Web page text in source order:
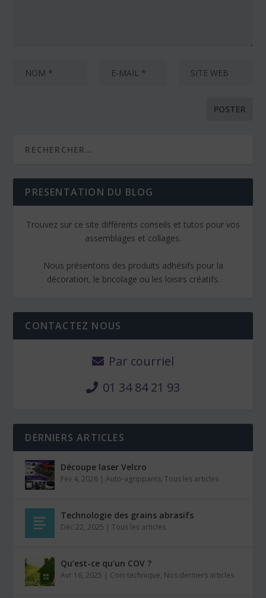
PRESENTATION DU BLOG
Trouvez sur ce site différents conseils et tutos pour vos
assemblages et collages.
Nous présentons des produits adhésifs pour la
décoration, le bricolage ou les loisirs créatifs.
CONTACTEZ NOUS
Par courriel
01 34 84 21 93
DERNIERS ARTICLES
Découpe laser Velcro
Fév 4, 2026 |Auto-agrippants,Tous les articles
Technologie des grains abrasifs
Déc 22, 2025 |Tous les articles
Qu’est-ce qu’un COV ?
Avr 16, 2025 | Coin technique, Nos derniers articles